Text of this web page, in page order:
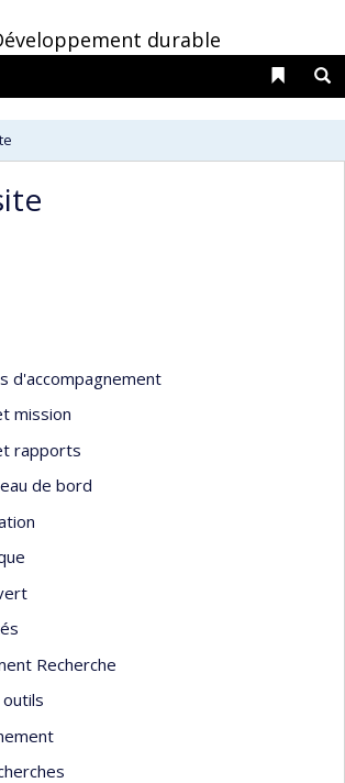
durable
Liens
d'accompagnement
mission
rapports
de bord
Recherche